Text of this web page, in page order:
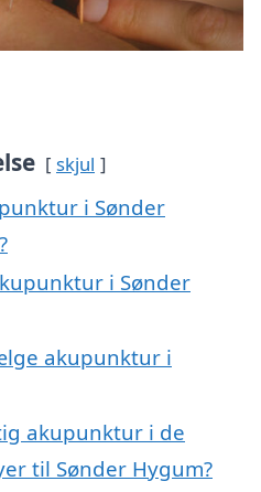
skjul
i Sønder
i Sønder
akupunktur i
akupunktur i de
til Sønder Hygum?